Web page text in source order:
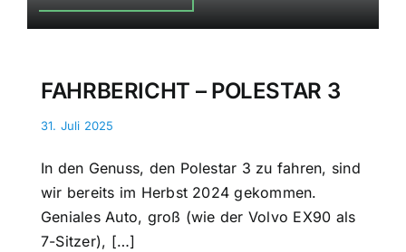
FAHRBERICHT – POLESTAR 3
31. Juli 2025
In den Genuss, den Polestar 3 zu fahren, sind
wir bereits im Herbst 2024 gekommen.
Geniales Auto, groß (wie der Volvo EX90 als
7-Sitzer), […]